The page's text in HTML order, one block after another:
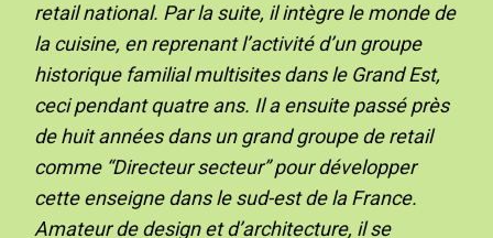
retail national. Par la suite, il intègre le monde de
la cuisine, en reprenant l’activité d’un groupe
historique familial multisites dans le Grand Est,
ceci pendant quatre ans. Il a ensuite passé près
de huit années dans un grand groupe de retail
comme “Directeur secteur” pour développer
cette enseigne dans le sud-est de la France.
Amateur de design et d’architecture, il se